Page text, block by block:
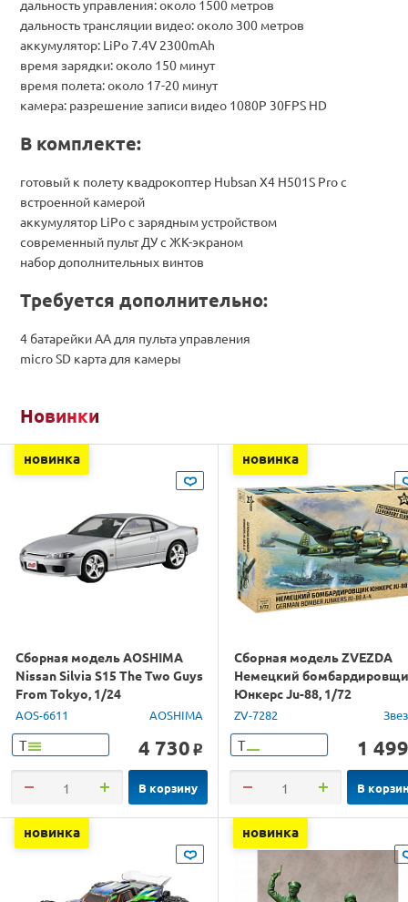
дальность управления: около 1500 метров
дальность трансляции видео: около 300 метров
аккумулятор: LiPo 7.4V 2300mAh
время зарядки: около 150 минут
время полета: около 17-20 минут
камера: разрешение записи видео 1080P 30FPS HD
В комплекте:
готовый к полету квадрокоптер Hubsan X4 H501S Pro с
встроенной камерой
аккумулятор LiPo с зарядным устройством
современный пульт ДУ с ЖК-экраном
набор дополнительных винтов
Требуется дополнительно:
4 батарейки AA для пульта управления
micro SD карта для камеры
Новинки
новинка
Сборная модель AOSHIMA
Nissan Silvia S15 The Two Guys
From Tokyo, 1/24
AOS-6611 AOSHIMA
Т 4 730 o
В корзину
новинка
Сборная модель ZVEZDA
Немецкий
Юнкерс Ju-88, 1/72
ZV-7282
Т 1 499
В
новинка новинка